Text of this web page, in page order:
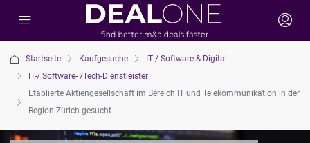
Startseite Kaufgesuche
IT / Software & Digital
IT-/ Software- /Tech-Dienstleister
Etablierte Aktiengesellschaft im Bereich IT und Telekommunikation in der
Region Zürich gesucht